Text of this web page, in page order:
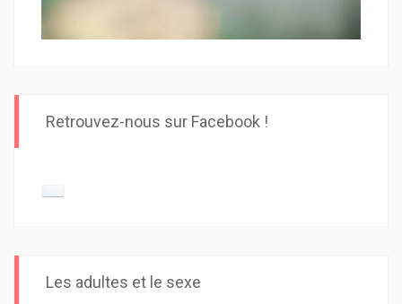
Retrouvez-nous sur Facebook !
Les adultes et le sexe